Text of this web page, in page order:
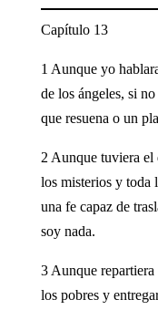
Capítulo 13
1 Aunque yo
de los ángeles, si
que resuena o un
2 Aunque tuviera el
los misterios y toda
una fe capaz de
soy nada.
3 Aunque repartiera
los pobres y